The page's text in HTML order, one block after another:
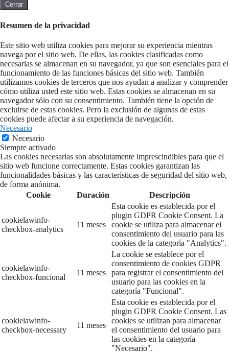
Cerrar
Resumen de la privacidad
Este sitio web utiliza cookies para mejorar su experiencia mientras
navega por el sitio web. De ellas, las cookies clasificadas como
necesarias se almacenan en su navegador, ya que son esenciales para el
funcionamiento de las funciones básicas del sitio web. También
utilizamos cookies de terceros que nos ayudan a analizar y comprender
cómo utiliza usted este sitio web. Estas cookies se almacenan en su
navegador sólo con su consentimiento. También tiene la opción de
excluirse de estas cookies. Pero la exclusión de algunas de estas
cookies puede afectar a su experiencia de navegación.
Necesario
Necesario
Siempre activado
Las cookies necesarias son absolutamente imprescindibles para que el
sitio web funcione correctamente. Estas cookies garantizan las
funcionalidades básicas y las características de seguridad del sitio web,
de forma anónima.
Cookie
Duración Descripción
cookielawinfo-
checkbox-analytics
11 meses
Esta cookie es establecida por el
plugin GDPR Cookie Consent. La
cookie se utiliza para almacenar el
consentimiento del usuario para las
cookies de la categoría "Analytics".
cookielawinfo-
checkbox-funcional
11 meses
La cookie se establece por el
consentimiento de cookies GDPR
para registrar el consentimiento del
usuario para las cookies en la
categoría "Funcional".
cookielawinfo-
checkbox-necessary
11 meses
Esta cookie es establecida por el
plugin GDPR Cookie Consent. Las
cookies se utilizan para almacenar
el consentimiento del usuario para
las cookies en la categoría
"Necesario".